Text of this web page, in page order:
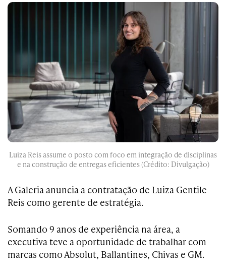
Luiza Reis assume o posto com foco em integração de disciplinas
e na construção de entregas eficientes (Crédito: Divulgação)
A Galeria anuncia a contratação de Luiza Gentile
Reis como gerente de estratégia.
Somando 9 anos de experiência na área, a
executiva teve a oportunidade de trabalhar com
marcas como Absolut, Ballantines, Chivas e GM.